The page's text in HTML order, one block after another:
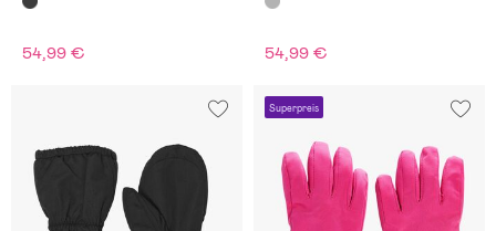
54,99 € 54,99 €
Superpreis